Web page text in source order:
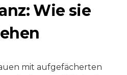
Wie sie
mit aufgefächerten